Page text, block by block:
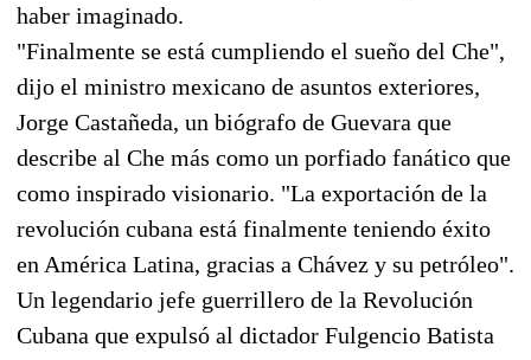
haber imaginado.
"Finalmente se está cumpliendo el sueño del Che",
dijo el ministro mexicano de asuntos exteriores,
Jorge Castañeda, un biógrafo de Guevara que
describe al Che más como un porfiado fanático que
como inspirado visionario. "La exportación de la
revolución cubana está finalmente teniendo éxito
en América Latina, gracias a Chávez y su petróleo".
Un legendario jefe guerrillero de la Revolución
Cubana que expulsó al dictador Fulgencio Batista